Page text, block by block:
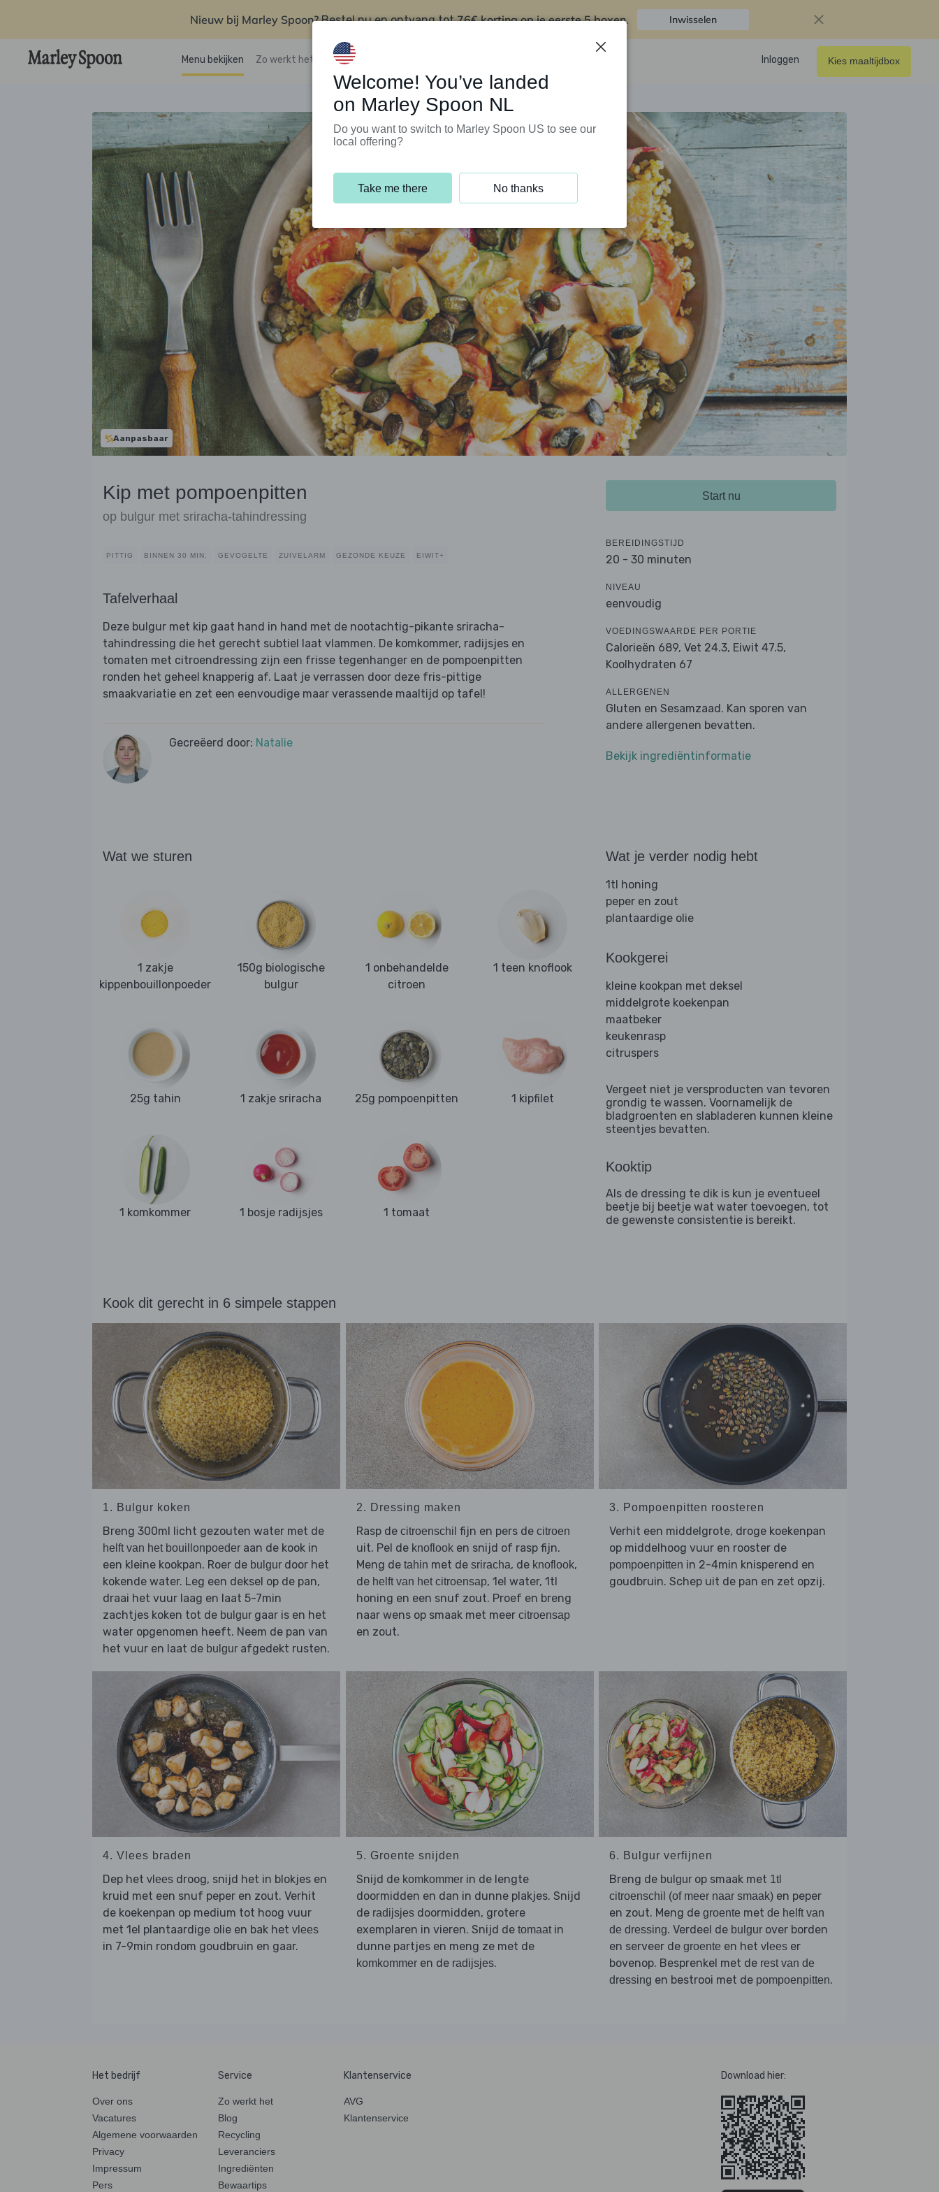
Nieuw bij Marley Spoon?Bestel nu en ontvang tot76€ korting op je eerste 5 boxen. Inwisselen
Menu bekijken Zo werkt het Klantenservice Inloggen Kies maaltijdbox
Aanpasbaar
Kip met pompoenpitten
op bulgur met sriracha-tahindressing
PITTIG BINNEN 30 MIN. GEVOGELTE ZUIVELARM GEZONDE KEUZE EIWIT+
Tafelverhaal
Deze bulgur met kip gaat hand in hand met de nootachtig-pikante sriracha-
tahindressing die het gerecht subtiel laat vlammen. De komkommer, radijsjes en
tomaten met citroendressing zijn een frisse tegenhanger en de pompoenpitten
ronden het geheel knapperig af. Laat je verrassen door deze fris-pittige
smaakvariatie en zet een eenvoudige maar verassende maaltijd op tafel!
Gecreëerd door: Natalie
Start nu
BEREIDINGSTIJD
20 - 30 minuten
NIVEAU
eenvoudig
VOEDINGSWAARDE PER PORTIE
Calorieën 689, Vet 24.3, Eiwit 47.5,
Koolhydraten 67
ALLERGENEN
Gluten en Sesamzaad. Kan sporen van
andere allergenen bevatten.
Bekijk ingrediëntinformatie
Wat we sturen
1 zakje
kippenbouillonpoeder
150g biologische
bulgur
1 onbehandelde
citroen
1 teen knoflook
25g tahin 1 zakje sriracha 25g pompoenpitten 1 kipfilet
1 komkommer 1 bosje radijsjes 1 tomaat
Wat je verder nodig hebt
1tl honing
peper en zout
plantaardige olie
Kookgerei
kleine kookpan met deksel
middelgrote koekenpan
maatbeker
keukenrasp
citruspers
Vergeet niet je versproducten van tevoren
grondig te wassen. Voornamelijk de
bladgroenten en slabladeren kunnen kleine
steentjes bevatten.
Kooktip
Als de dressing te dik is kun je eventueel
beetje bij beetje wat water toevoegen, tot
de gewenste consistentie is bereikt.
Kook dit gerecht in 6 simpele stappen
1. Bulgur koken
Breng 300ml licht gezouten water met de
helft van het bouillonpoeder aan de kook in
een kleine kookpan. Roer de bulgur door het
kokende water. Leg een deksel op de pan,
draai het vuur laag en laat 5-7min
zachtjes koken tot de bulgur gaar is en het
water opgenomen heeft. Neem de pan van
het vuur en laat de bulgur afgedekt rusten.
2. Dressing maken
Rasp de citroenschil fijn en pers de citroen
uit. Pel de knoflooken snijd of rasp fijn.
Meng de tahin met de sriracha, de knoflook,
de helft van het citroensap, 1el water, 1tl
honing en een snuf zout. Proef en breng
naar wens op smaak met meer citroensap
en zout.
3. Pompoenpitten roosteren
Verhit een middelgrote, droge koekenpan
op middelhoog vuur en rooster de
pompoenpitten in 2-4min knisperend en
goudbruin. Schep uit de pan en zet opzij.
4. Vlees braden
Dep het vlees droog, snijd het in blokjes en
kruid met een snuf peper en zout. Verhit
de koekenpan op medium tot hoog vuur
met 1el plantaardige olie en bak het vlees
in 7-9min rondom goudbruin en gaar.
5. Groente snijden
Snijd de komkommerin de lengte
doormidden en dan in dunne plakjes. Snijd
de radijsjesdoormidden, grotere
exemplaren in vieren. Snijd de tomaatin
dunne partjes en meng ze met de
komkommeren de radijsjes.
6. Bulgur verfijnen
Breng de bulgur op smaak met 1tl
citroenschil (of meer naar smaak) en peper
en zout. Meng de groente met de helft van
de dressing. Verdeel de bulgur over borden
en serveer de groente en het vlees er
bovenop. Besprenkel met de rest van de
dressing en bestrooi met de pompoenpitten.
Het bedrijf
Over ons
Vacatures
Algemene voorwaarden
Privacy
Impressum
Pers
Service
Zo werkt het
Blog
Recycling
Leveranciers
Ingrediënten
Bewaartips
Klantenservice
AVG
Klantenservice
Download hier:
Welcome! You’ve landed
on Marley Spoon NL
Do you want to switch to Marley Spoon US to see our
local offering?
Take me there No thanks